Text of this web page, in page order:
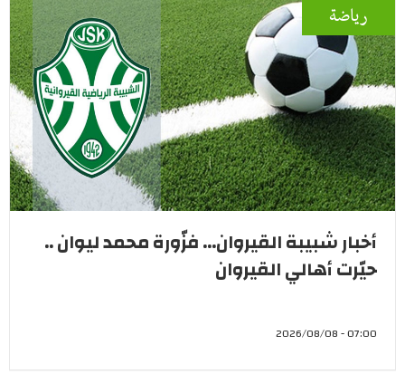
رياضة
أخبار شبيبة القيروان... فزّورة محمد ليوان ..
حيّرت أهالي القيروان
07:00 - 2026/08/08